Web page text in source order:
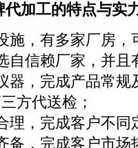
代加工的特点与实
施，有多家厂房
自信赖厂家，并
器，完成产品常
方代送检；
理，完成客户不
备，完成客户市